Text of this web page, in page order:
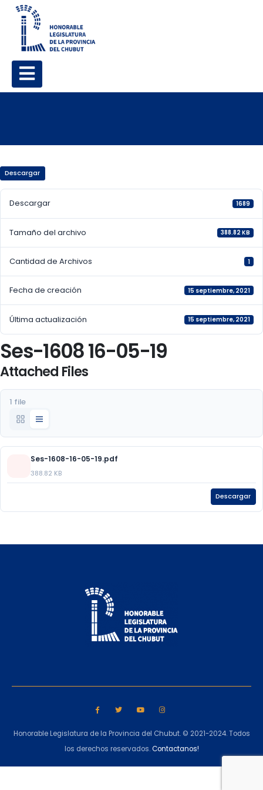
Descargar
Descargar 1689
Tamaño del archivo 388.82 KB
Cantidad de Archivos 1
Fecha de creación 15 septiembre, 2021
Última actualización 15 septiembre, 2021
Ses-1608 16-05-19
Attached Files
1 file
Ses-1608-16-05-19.pdf
388.82 KB
Descargar
Honorable Legislatura de la Provincia del Chubut. © 2021-2024. Todos
los derechos reservados.Contactanos!